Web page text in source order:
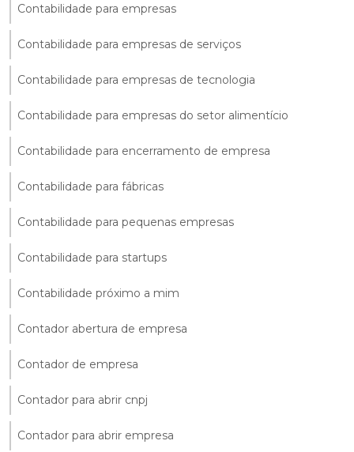
Contabilidade para empresas
Contabilidade para empresas de serviços
Contabilidade para empresas de tecnologia
Contabilidade para empresas do setor alimentício
Contabilidade para encerramento de empresa
Contabilidade para fábricas
Contabilidade para pequenas empresas
Contabilidade para startups
Contabilidade próximo a mim
Contador abertura de empresa
Contador de empresa
Contador para abrir cnpj
Contador para abrir empresa